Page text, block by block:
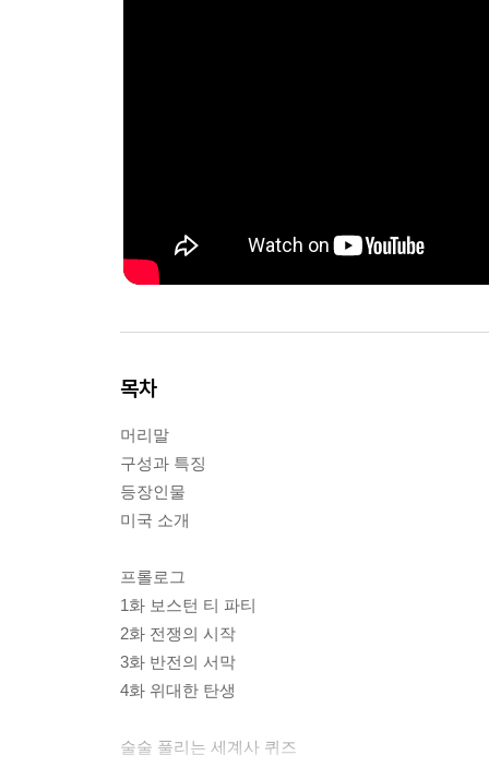
목차
머리말
구성과 특징
등장인물
미국 소개
프롤로그
1화 보스턴 티 파티
2화 전쟁의 시작
3화 반전의 서막
4화 위대한 탄생
술술 풀리는 세계사 퀴즈